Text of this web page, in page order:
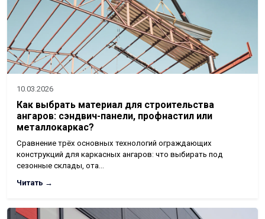
10.03.2026
Как выбрать материал для строительства
ангаров: сэндвич-панели, профнастил или
металлокаркас?
Сравнение трёх основных технологий ограждающих
конструкций для каркасных ангаров: что выбирать под
сезонные склады, ота…
Читать →